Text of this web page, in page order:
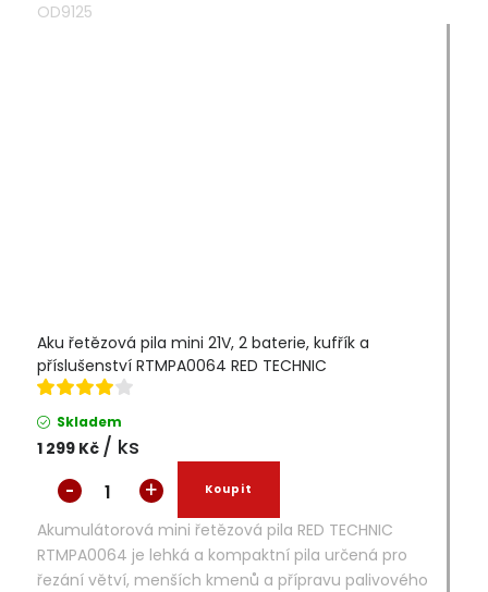
OD9125
Aku řetězová pila mini 21V, 2 baterie, kufřík a
příslušenství RTMPA0064 RED TECHNIC
Skladem
1 299 Kč / ks
Akumulátorová mini řetězová pila RED TECHNIC
RTMPA0064 je lehká a kompaktní pila určená pro
řezání větví, menších kmenů a přípravu palivového